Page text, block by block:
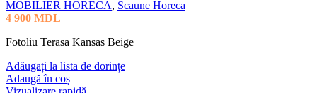
MOBILIER HORECA, Scaune Horeca
4 900 MDL
Fotoliu Terasa Kansas Beige
Adăugați la lista de dorințe
Adaugă în coș